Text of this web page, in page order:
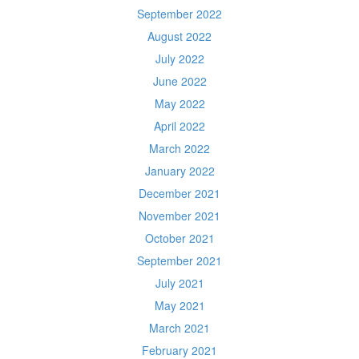
September 2022
August 2022
July 2022
June 2022
May 2022
April 2022
March 2022
January 2022
December 2021
November 2021
October 2021
September 2021
July 2021
May 2021
March 2021
February 2021